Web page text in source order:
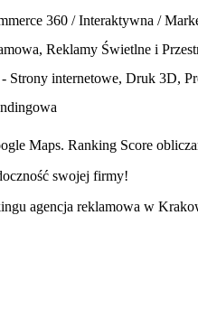
360 / Interaktywna /
Reklamy Świetlne i
Strony internetowe, Druk 3D,
Maps. Ranking Score
swojej firmy!
agencja reklamowa w